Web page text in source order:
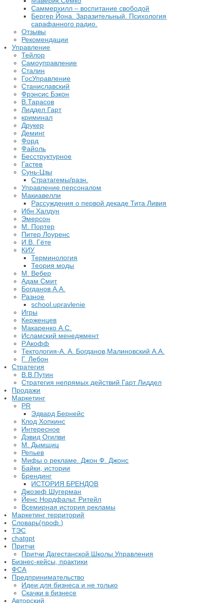
Саммерхилл – воспитание свободой
Бергер Йона. Заразительный. Психология
сарафанного радио.
Отзывы
Рекомендации
Управление
Тейлор
Самоуправление
Сталин
ГосУправление
Станиславский
Фрэнсис Бэкон
В.Тарасов
Лиддел Гарт
криминал
Друкер
Деминг
Форд
Файоль
Бесструктурное
Гастев
Сунь-Цзы
Стратагемы/разн.
Управление персоналом
Макиавелли
Рассуждения о первой декаде Тита Ливия
Ибн Халдун
Эмерсон
М. Портер
Питер Лоуренс
И.В. Гёте
КИУ
Терминология
Теория моды
М. Вебер
Адам Смит
Богданов А.А.
Разное
school.upravlenie
Игры
Керженцев
Макаренко А.С.
Исламский менеджмент
Р.Акофф
Тектология-А. А. Богданов,Малиновский А.А.
​Г. Лебон
Стратегия
В.В.Путин
​Стратегия непрямых действий Гарт Лиддел
Продажи
Маркетинг
PR
Эдвард Бернейс
Клод Хопкинс
Интересное
Дэвид Огилви
М. Дымщиц
Репьев
Мифы о рекламе. Джон Ф. Джонс
Байки, истории
Брендинг
ИСТОРИЯ БРЕНДОВ
Джозеф Шугерман
​Йенс Нордфальт. Ритейл
Всемирная история рекламы
Маркетинг территорий
Словарь(проф.)
ТЭС
chatgpt
Притчи
Притчи Дагестанской Школы Управления
Бизнес-кейсы, практики
ФСА
Предпринимательство
Идеи для бизнеса и не только
Скачки в бизнесе
Авторский